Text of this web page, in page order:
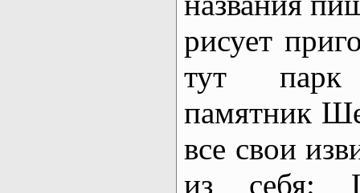
рисует
тут
памятник
все свои
из себя: